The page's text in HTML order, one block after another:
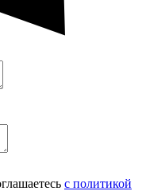
с политикой